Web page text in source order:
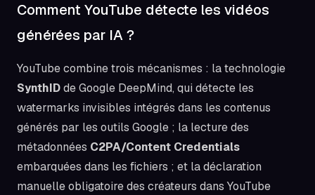
Comment YouTube détecte les vidéos
générées par IA ?
YouTube combine trois mécanismes : la technologie
SynthIDde Google DeepMind, qui détecte les
watermarks invisibles intégrés dans les contenus
générés par les outils Google ; la lecture des
métadonnées C2PA/Content Credentials
embarquées dans les fichiers ; et la déclaration
manuelle obligatoire des créateurs dans YouTube